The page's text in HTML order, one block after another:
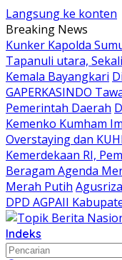
Langsung ke konten
Breaking News
Kunker Kapolda
Tapanuli utara,
Kemala Bayangkari
GAPERKASINDO
Pemerintah Daerah
Kemenko Kumham
Overstaying dan
Kemerdekaan RI,
Beragam Agenda
Merah Putih
DPD AGPAII
Indeks